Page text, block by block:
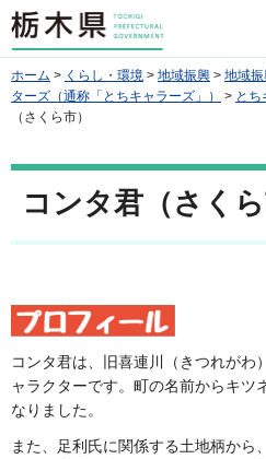
栃木県
ホーム > くらし・環境 > 地域振興 > 地域
ターズ（通称「とちキャラーズ」）
> とち
（さくら市）
コンタ君（さく
コンタ君は、旧喜連川（きつれがわ
ャラクターです。町の名前からキツ
なりました。
また、足利氏に関係する土地柄から